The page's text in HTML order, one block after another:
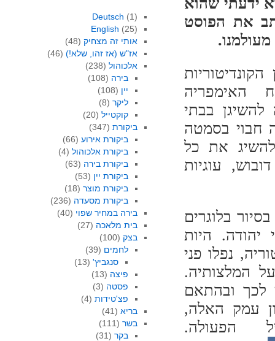
את הפוסט
האימפריה
להשיגן בבתי
חבוי בסמטה
את כל
עוגיות
בלוגרים
היות
נפלו פני
המלצותיה.
לכך ובהתאם
עמק האלה,
הפעולה.
Deutsch (1)
English (25)
אותי זה מצחיק(48)
אז"ש (אז זהו, שלא!)(46)
אלכוהול(238)
בירה (108)
יין (108)
ליקר (8)
קוקטייל (20)
ביקורת(347)
ביקורת אירוע (66)
ביקורת אלכוהול (4)
ביקורת בירה (63)
ביקורת יין (53)
ביקורת מוצר (18)
ביקורת מסעדה (236)
בירה במחיר שפוי (40)
בית מלאכה (27)
בצק(100)
לחמים (39)
סנגביץ'(13)
פיצה (13)
פסטה (3)
פצ'טידות (4)
בריא(41)
בשר(111)
בקר (31)